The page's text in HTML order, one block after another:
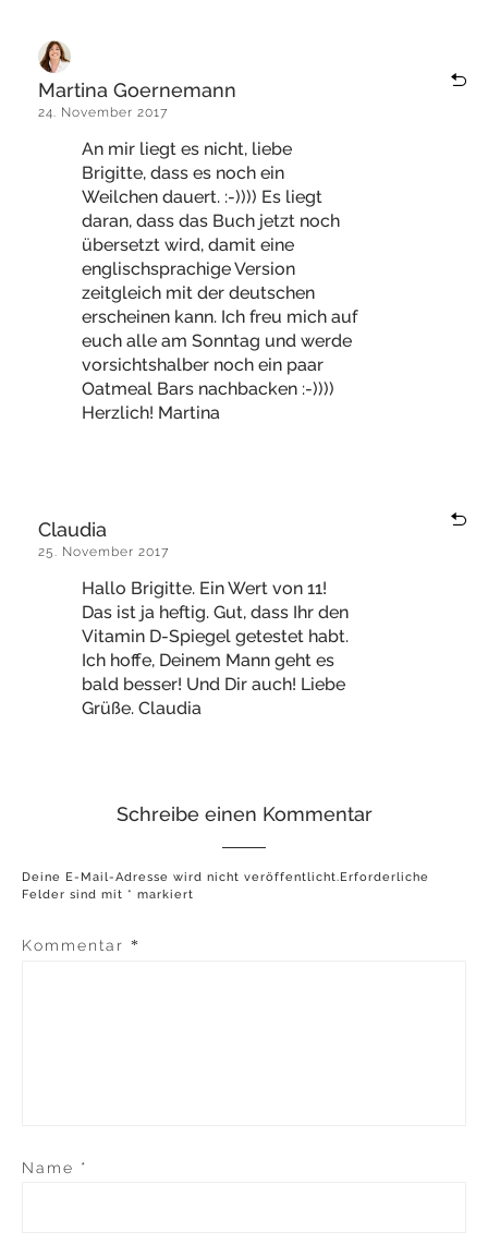
Martina Goernemann
24. November 2017
An mir liegt es nicht, liebe
Brigitte, dass es noch ein
Weilchen dauert. :-)))) Es liegt
daran, dass das Buch jetzt noch
übersetzt wird, damit eine
englischsprachige Version
zeitgleich mit der deutschen
erscheinen kann. Ich freu mich auf
euch alle am Sonntag und werde
vorsichtshalber noch ein paar
Oatmeal Bars nachbacken :-))))
Herzlich! Martina
Claudia
25. November 2017
Hallo Brigitte. Ein Wert von 11!
Das ist ja heftig. Gut, dass Ihr den
Vitamin D-Spiegel getestet habt.
Ich hoffe, Deinem Mann geht es
bald besser! Und Dir auch! Liebe
Grüße. Claudia
Schreibe einen Kommentar
Deine E-Mail-Adresse wird nicht veröffentlicht.Erforderliche
Felder sind mit * markiert
Kommentar *
Name *